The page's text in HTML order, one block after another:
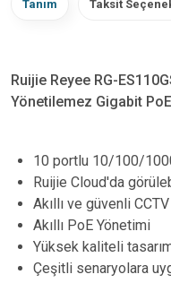
Tanım Taksit
Ruijie Reyee RG-
Yönetilemez Gigabit
10 portlu 10/100/
Ruijie Cloud'da
Akıllı ve güvenli CCTV
Akıllı PoE Yönetimi
Yüksek kaliteli
Çeşitli senaryolara